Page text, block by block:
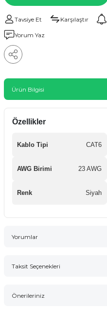
Tavsiye Et Karşılaştır
Yorum Yaz
Ürün Bilgisi
Özellikler
Kablo Tipi CAT6
AWG Birimi 23 AWG
Renk Siyah
Yorumlar
Taksit Seçenekleri
Önerileriniz